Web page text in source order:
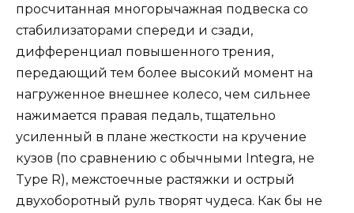
просчитанная многорычажная подвеска со
стабилизаторами спереди и сзади,
дифференциал повышенного трения,
передающий тем более высокий момент на
нагруженное внешнее колесо, чем сильнее
нажимается правая педаль, тщательно
усиленный в плане жесткости на кручение
кузов (по сравнению с обычными Integra, не
Type R), межстоечные растяжки и острый
двухоборотный руль творят чудеса. Как бы не